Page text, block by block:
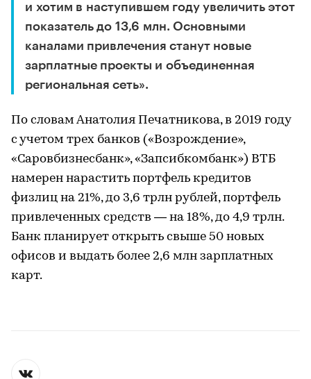
и хотим в наступившем году увеличить этот
показатель до 13,6 млн. Основными
каналами привлечения станут новые
зарплатные проекты и объединенная
региональная сеть».
По словам Анатолия Печатникова, в 2019 году
с учетом трех банков («Возрождение»,
«Саровбизнесбанк», «Запсибкомбанк») ВТБ
намерен нарастить портфель кредитов
физлиц на 21%, до 3,6 трлн рублей, портфель
привлеченных средств — на 18%, до 4,9 трлн.
Банк планирует открыть свыше 50 новых
офисов и выдать более 2,6 млн зарплатных
карт.